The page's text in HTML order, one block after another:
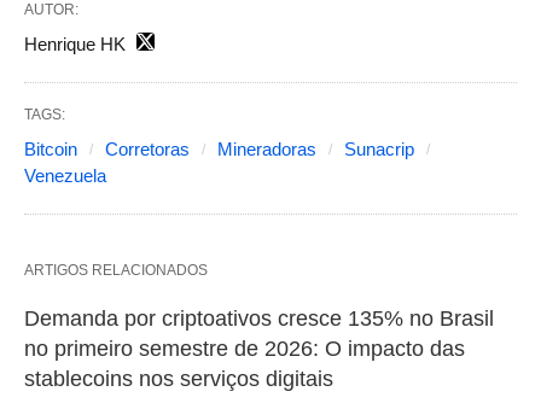
AUTOR:
Henrique HK
TAGS:
Bitcoin Corretoras Mineradoras
Sunacrip
Venezuela
ARTIGOS RELACIONADOS
Demanda por criptoativos cresce 135% no Brasil
no primeiro semestre de 2026: O impacto das
stablecoins nos serviços digitais